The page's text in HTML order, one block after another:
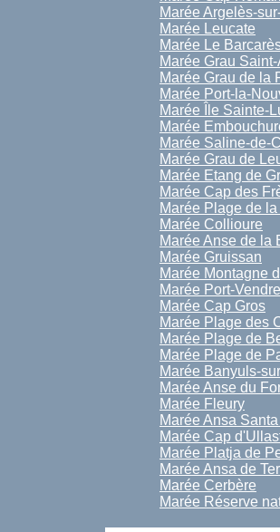
Marée Argelès-
Marée Leucate
Marée Le
Marée Grau
Marée Grau de la
Marée Port-la-
Marée Île Sainte-
Marée
Marée Saline-de-
Marée Grau de
Marée Etang de
Marée Cap des
Marée Plage de
Marée Collioure
Marée Anse de la
Marée Gruissan
Marée Montagne
Marée Port-
Marée Cap Gros
Marée Plage des
Marée Plage de
Marée Plage de
Marée Banyuls-
Marée Anse du
Marée Fleury
Marée Ansa
Marée Cap
Marée Platja de
Marée Ansa de
Marée Cerbère
Marée Réserve